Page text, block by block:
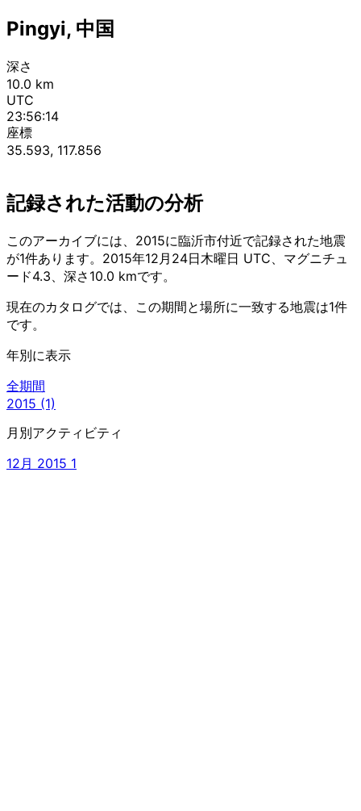
Pingyi, 中国
深さ
10.0 km
UTC
23:56:14
座標
35.593, 117.856
記録された活動の分析
このアーカイブには、2015に臨沂市付近で記録された地震
が1件あります。2015年12月24日木曜日 UTC、マグニチュ
ード4.3、深さ10.0 kmです。
現在のカタログでは、この期間と場所に一致する地震は1件
です。
年別に表示
全期間
2015 (1)
月別アクティビティ
12月 2015 1